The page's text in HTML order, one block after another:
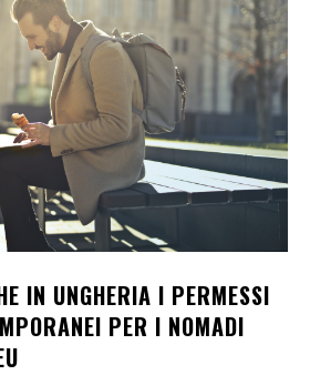
IN UNGHERIA I PERMESSI
PER I NOMADI